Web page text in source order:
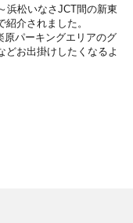
浜松いなさJCT間の新東
介されました。
原パーキングエリアのグ
どお出掛けしたくなるよ